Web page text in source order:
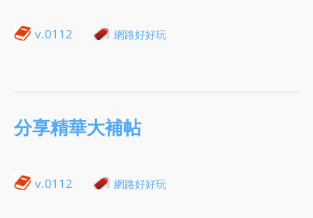
v.0112 網路好好玩
分享精華大補帖
v.0112 網路好好玩